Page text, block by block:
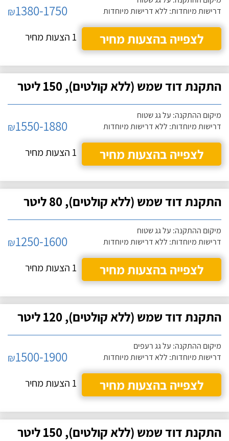
דרישות מיוחדות: ללא דרישות מיוחדות
₪1380-1750
לצפייה בהצעות מחיר
1 הצעות מחיר
התקנת דוד שמש (ללא קולטים), 150 ליטר
מיקום ההתקנה: על גג שטוח
דרישות מיוחדות: ללא דרישות מיוחדות
₪1550-1880
לצפייה בהצעות מחיר
1 הצעות מחיר
התקנת דוד שמש (ללא קולטים), 80 ליטר
מיקום ההתקנה: על גג שטוח
דרישות מיוחדות: ללא דרישות מיוחדות
₪1250-1600
לצפייה בהצעות מחיר
1 הצעות מחיר
התקנת דוד שמש (ללא קולטים), 120 ליטר
מיקום ההתקנה: על גג רעפים
דרישות מיוחדות: ללא דרישות מיוחדות
₪1500-1900
לצפייה בהצעות מחיר
1 הצעות מחיר
התקנת דוד שמש (ללא קולטים), 150 ליטר